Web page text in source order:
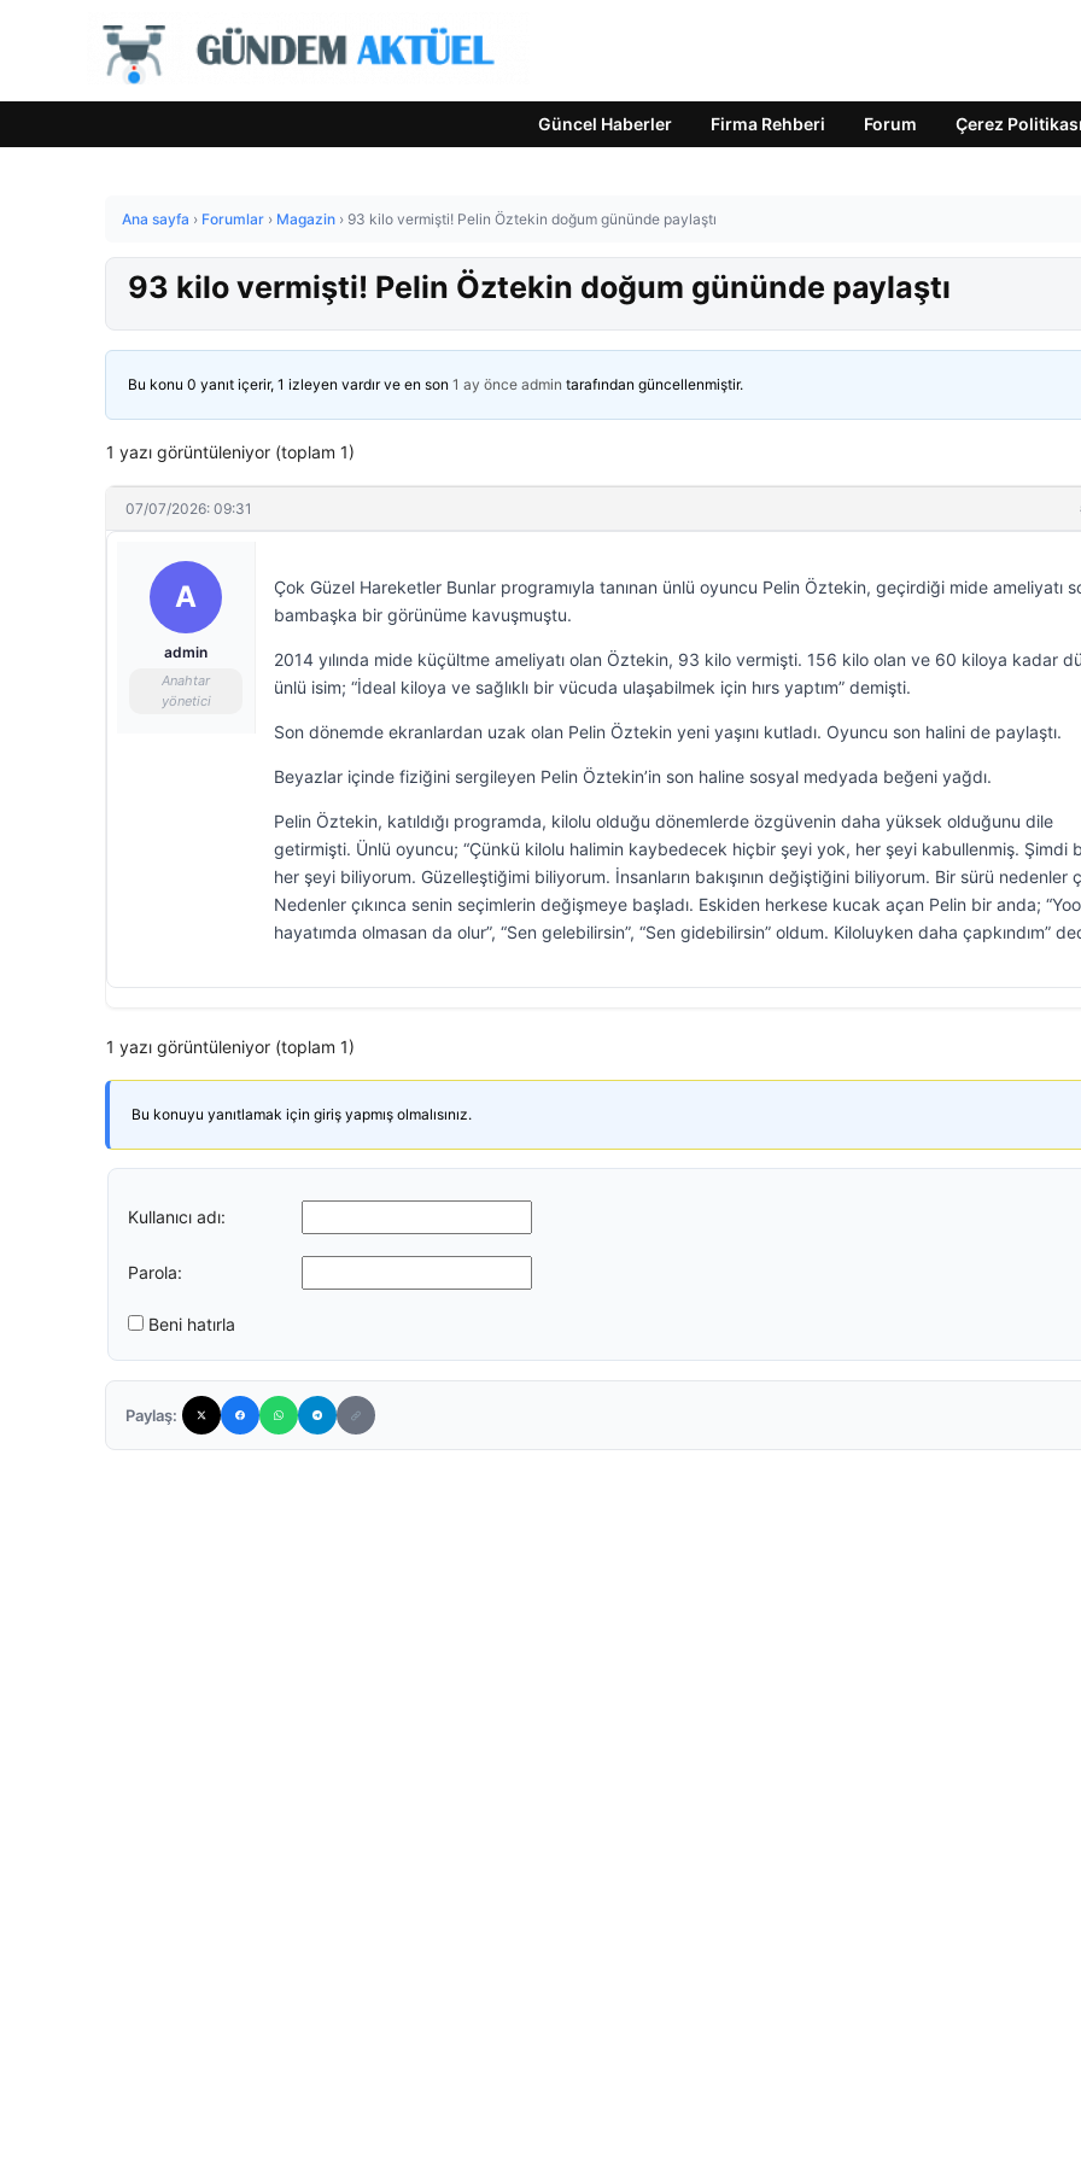
Güncel Haberler Firma Rehberi Forum Çerez Politikası
Ana sayfa › Forumlar › Magazin › 93 kilo vermişti! Pelin Öztekin doğum gününde paylaştı
93 kilo vermişti! Pelin Öztekin doğum gününde paylaştı
Bu konu 0 yanıt içerir, 1 izleyen vardır ve en son 1 ay önce admin tarafından güncellenmiştir.
1 yazı görüntüleniyor (toplam 1)
07/07/2026: 09:31
A
admin
Anahtar
yönetici
Çok Güzel Hareketler Bunlar programıyla tanınan ünlü oyuncu Pelin Öztekin, geçirdiği mide ameliyatı
bambaşka bir görünüme kavuşmuştu.
2014 yılında mide küçültme ameliyatı olan Öztekin, 93 kilo vermişti. 156 kilo olan ve 60 kiloya kadar
ünlü isim; “İdeal kiloya ve sağlıklı bir vücuda ulaşabilmek için hırs yaptım” demişti.
Son dönemde ekranlardan uzak olan Pelin Öztekin yeni yaşını kutladı. Oyuncu son halini de paylaştı.
Beyazlar içinde fiziğini sergileyen Pelin Öztekin’in son haline sosyal medyada beğeni yağdı.
Pelin Öztekin, katıldığı programda, kilolu olduğu dönemlerde özgüvenin daha yüksek olduğunu dile
getirmişti. Ünlü oyuncu; “Çünkü kilolu halimin kaybedecek hiçbir şeyi yok, her şeyi kabullenmiş. Şimdi
her şeyi biliyorum. Güzelleştiğimi biliyorum. İnsanların bakışının değiştiğini biliyorum. Bir sürü nedenler
Nedenler çıkınca senin seçimlerin değişmeye başladı. Eskiden herkese kucak açan Pelin bir anda;
hayatımda olmasan da olur”, “Sen gelebilirsin”, “Sen gidebilirsin” oldum. Kiloluyken daha çapkındım”
1 yazı görüntüleniyor (toplam 1)
Bu konuyu yanıtlamak için giriş yapmış olmalısınız.
Kullanıcı adı:
Parola:
Beni hatırla
Paylaş: